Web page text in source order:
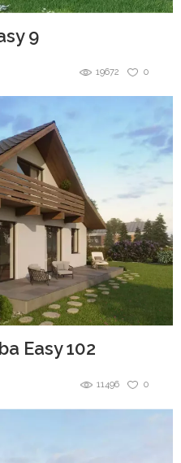
9
0
19672
Easy 102
0
11496